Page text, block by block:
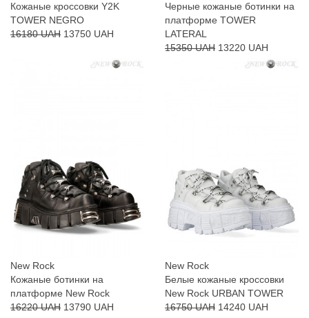
Кожаные кроссовки Y2K
TOWER NEGRO
16180 UAH 13750 UAH
Черные кожаные ботинки на
платформе TOWER
LATERAL
15350 UAH 13220 UAH
New Rock
Кожаные ботинки на
платформе New Rock
16220 UAH 13790 UAH
New Rock
Белые кожаные кроссовки
New Rock URBAN TOWER
16750 UAH 14240 UAH